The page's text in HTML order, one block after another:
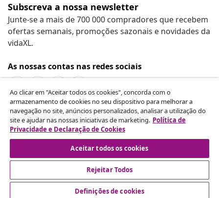
Subscreva a nossa newsletter
Junte-se a mais de 700 000 compradores que recebem
ofertas semanais, promoções sazonais e novidades da
vidaXL.
As nossas contas nas redes sociais
Rescindir o contrato
Envie um pedido de rescisão da sua encomenda.
Rescindir o contrato
Atendimento ao cliente
Ao clicar em "Aceitar todos os cookies", concorda com o
armazenamento de cookies no seu dispositivo para melhorar a
navegação no site, anúncios personalizados, analisar a utilização do
site e ajudar nas nossas iniciativas de marketing. Política de
Privacidade e Declaração de Cookies
Aceitar todos os cookies
Rejeitar Todos
Definições de cookies